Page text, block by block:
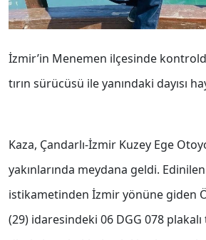
İzmir’in Menemen ilçesinde
tırın sürücüsü ile yanındaki dayısı
Kaza, Çandarlı-İzmir Kuzey Ege
yakınlarında meydana geldi.
istikametinden İzmir yönüne giden
(29) idaresindeki 06 DGG 078